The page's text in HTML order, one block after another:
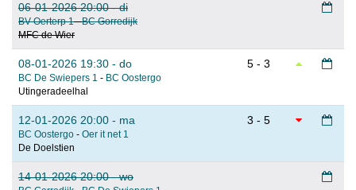
06-01-2026 20:00 - di
BV Oerterp 1-BC Gorredijk
MFC de Wier
08-01-2026 19:30 - do
BC De Swiepers 1 - BC Oostergo
Utingeradeelhal
5 - 3
12-01-2026 20:00 - ma
BC Oostergo - Oer it net 1
De Doelstien
3 - 5
14-01-2026 20:00 - wo